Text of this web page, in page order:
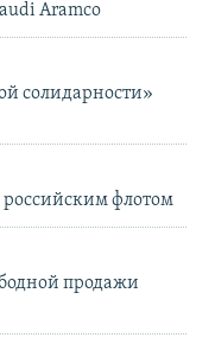
Aramco
солидарности»
флотом
продажи